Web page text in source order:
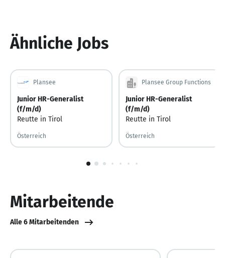
Ähnliche Jobs
Plansee
Junior HR-Generalist
(f/m/d)
Reutte in Tirol
Österreich
Plansee Group Functions
Junior HR-Generalist
(f/m/d)
Reutte in Tirol
Österreich
Mitarbeitende
Alle 6 Mitarbeitenden